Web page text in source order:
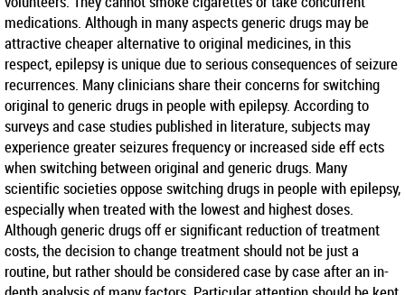
medications. Although in many aspects generic drugs may be
attractive cheaper alternative to original medicines, in this
respect, epilepsy is unique due to serious consequences of seizure
recurrences. Many clinicians share their concerns for switching
original to generic drugs in people with epilepsy. According to
surveys and case studies published in literature, subjects may
experience greater seizures frequency or increased side eff ects
when switching between original and generic drugs. Many
scientific societies oppose switching drugs in people with epilepsy,
especially when treated with the lowest and highest doses.
Although generic drugs off er significant reduction of treatment
costs, the decision to change treatment should not be just a
routine, but rather should be considered case by case after an in-